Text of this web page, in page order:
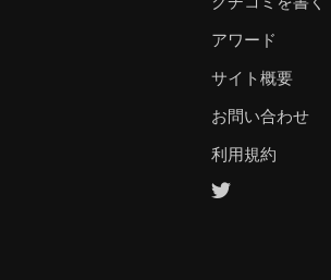
アワード
サイト概要
お問い合わせ
利用規約